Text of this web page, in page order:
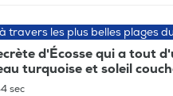
travers les plus belles plages
d'Écosse qui a tout
turquoise et soleil
sec